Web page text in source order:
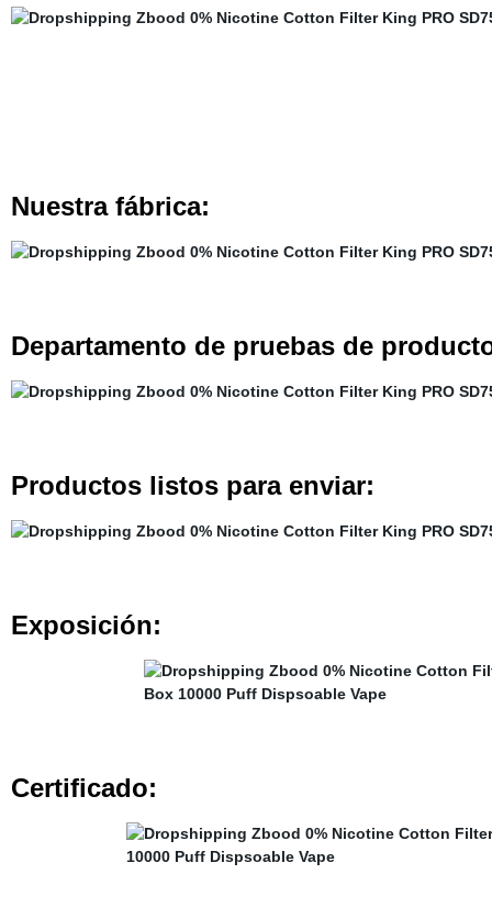
Nuestra fábrica:
Departamento de pruebas de
Productos listos para enviar:
Exposición:
Certificado: